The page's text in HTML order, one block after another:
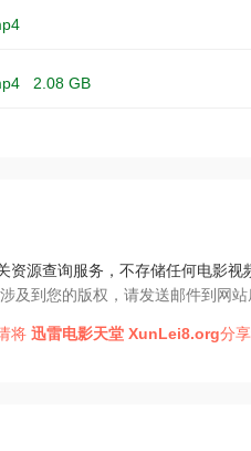
2.08 GB
资源查询服务，不存储任何电影
及到您的版权，请发送邮件到网
将迅雷电影天堂 XunLei8.org分